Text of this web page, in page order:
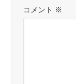
コメント ※